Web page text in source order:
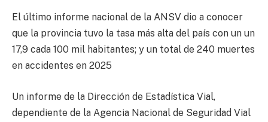
El último informe nacional de la ANSV dio a conocer
que la provincia tuvo la tasa más alta del país con un un
17,9 cada 100 mil habitantes; y un total de 240 muertes
en accidentes en 2025
Un informe de la Dirección de Estadística Vial,
dependiente de la Agencia Nacional de Seguridad Vial